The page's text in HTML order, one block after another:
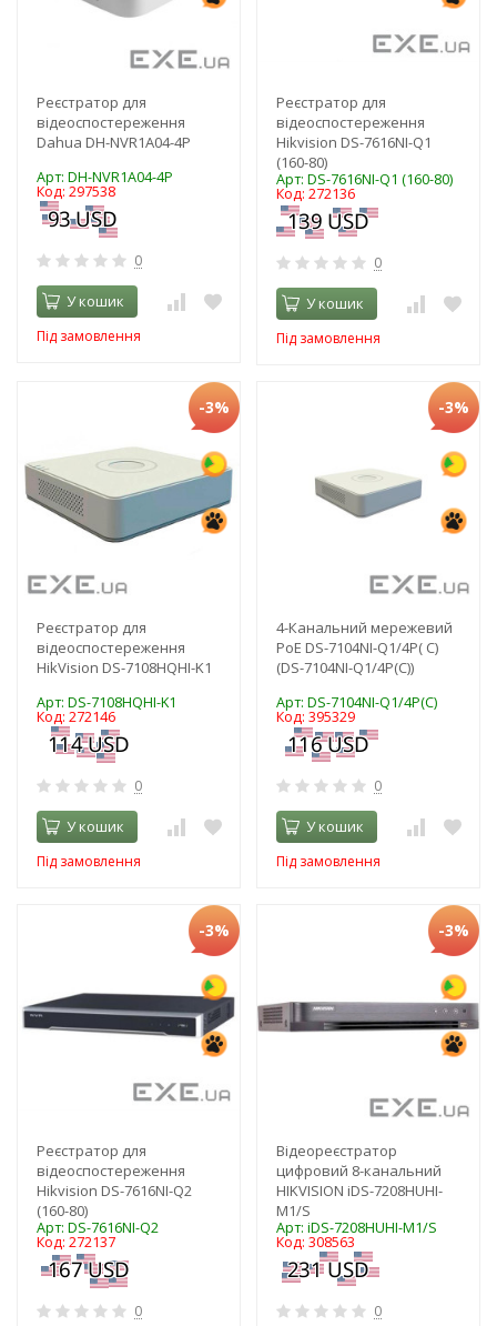
Реєстратор для
відеоспостереження
Dahua DH-NVR1A04-4P
Арт: DH-NVR1A04-4P
Код: 297538
0
У кошик
Під замовлення
Реєстратор для
відеоспостереження
Hikvision DS-7616NI-Q1
(160-80)
Арт: DS-7616NI-Q1 (160-80)
Код: 272136
0
У кошик
Під замовлення
-3%
Реєстратор для
відеоспостереження
HikVision DS-7108HQHI-K1
Арт: DS-7108HQHI-K1
Код: 272146
0
У кошик
Під замовлення
-3%
4-Канальний мережевий
PoE DS-7104NI-Q1/4P( C)
(DS-7104NI-Q1/4P(C))
Арт: DS-7104NI-Q1/4P(C)
Код: 395329
0
У кошик
Під замовлення
-3%
Реєстратор для
відеоспостереження
Hikvision DS-7616NI-Q2
(160-80)
Арт: DS-7616NI-Q2
Код: 272137
0
-3%
Відеореєстратор
цифровий 8-канальний
HIKVISION iDS-7208HUHI-
M1/S
Арт: iDS-7208HUHI-M1/S
Код: 308563
0